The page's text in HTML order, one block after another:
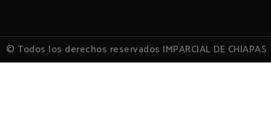
© Todos los derechos reservados IMPARCIAL DE CHIAPAS